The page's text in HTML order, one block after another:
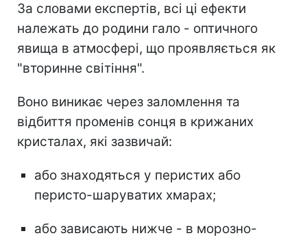
За словами експертів, всі ці ефекти
належать до родини гало - оптичного
явища в атмосфері, що проявляється як
"вторинне світіння".
Воно виникає через заломлення та
відбиття променів сонця в крижаних
кристалах, які зазвичай:
або знаходяться у перистих або
перисто-шаруватих хмарах;
або зависають нижче - в морозно-